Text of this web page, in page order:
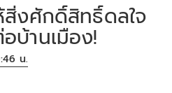
งศักดิ์สิทธิ์ดลใจ
านเมือง!
น.